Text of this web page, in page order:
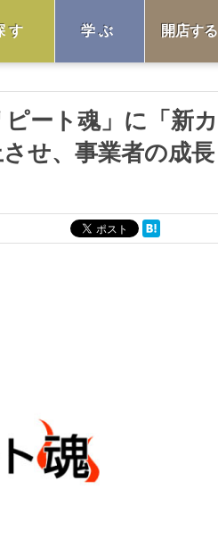
す 学ぶ 開店する
ート魂」に「新カ
せ、事業者の成長